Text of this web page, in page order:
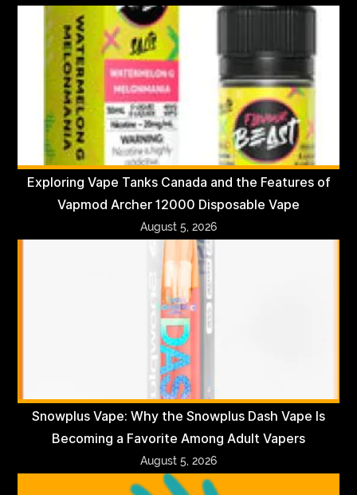
Exploring Vape Tanks Canada and the Features of
Vapmod Archer 12000 Disposable Vape
August 5, 2026
Snowplus Vape: Why the Snowplus Dash Vape Is
Becoming a Favorite Among Adult Vapers
August 5, 2026